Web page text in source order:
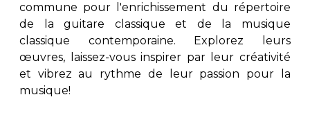
PARTITIONS POUR AUTRES
INSTRUMENTS
PARTITIONS POUR ENSEMBLES
Orchestre de guitares
Concerto pour
Guitare et un autre
Musique de chambre
commune pour l'enrichissement du répertoire
de la guitare classique et de la musique
classique contemporaine. Explorez leurs
œuvres, laissez-vous inspirer par leur créativité
et vibrez au rythme de leur passion pour la
musique!